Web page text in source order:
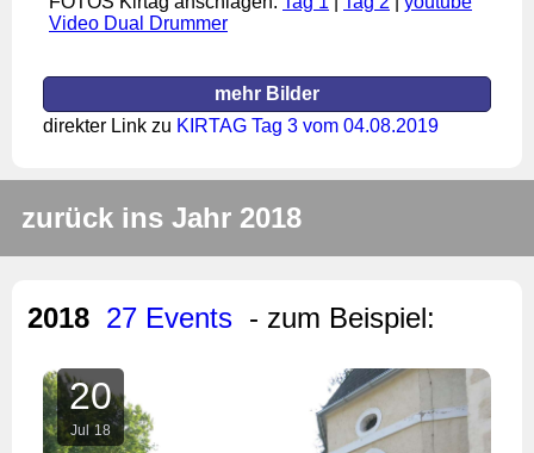
Video Dual Drummer
mehr Bilder
direkter Link zu KIRTAG Tag 3 vom 04.08.2019
zurück ins Jahr 2018
2018 27 Events - zum Beispiel:
20
Jul 18